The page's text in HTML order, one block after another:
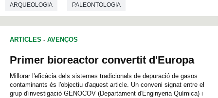
ARQUEOLOGIA PALEONTOLOGIA
ARTICLES - AVENÇOS
Primer bioreactor convertit d'Europa
Millorar l'eficàcia dels sistemes tradicionals de depuració de gasos
contaminants és l'objectiu d'aquest article. Un conveni signat entre el
grup d'investigació GENOCOV (Departament d'Enginyeria Química) i